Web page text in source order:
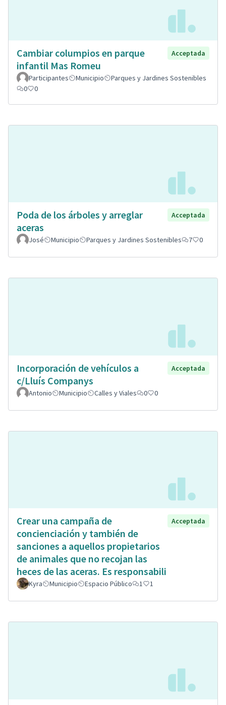
Cambiar columpios en parque
infantil Mas Romeu
Acceptada
Participantes Municipio
Parques y Jardines Sostenibles
0
0
Poda de los árboles y arreglar
aceras
Acceptada
José Municipio Parques y Jardines Sostenibles 7 0
Incorporación de vehículos a
c/Lluís Companys
Acceptada
Antonio Municipio Calles y Viales 0 0
Crear una campaña de
concienciación y también de
sanciones a aquellos propietarios
de animales que no recojan las
heces de las aceras. Es responsabili
Acceptada
Kyra Municipio Espacio Público 1 1